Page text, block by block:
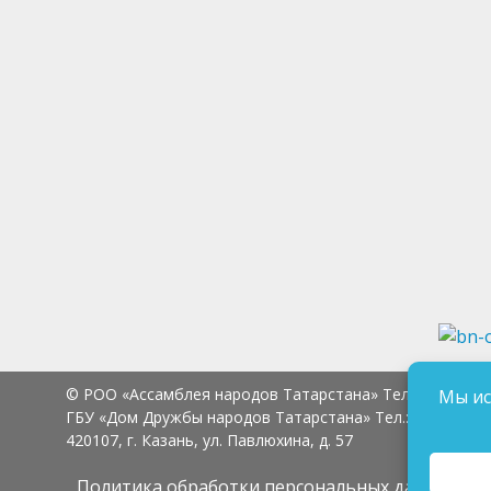
© РОО «Ассамблея народов Татарстана» Тел.: 8 (843)
ГБУ «Дом Дружбы народов Татарстана» Тел.:
420107, г. Казань, ул. Павлюхина, д. 57
Мы